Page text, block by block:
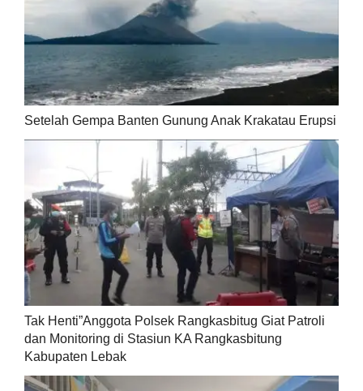
Setelah Gempa Banten Gunung Anak Krakatau Erupsi
Tak Henti”Anggota Polsek Rangkasbitug Giat Patroli
dan Monitoring di Stasiun KA Rangkasbitung
Kabupaten Lebak